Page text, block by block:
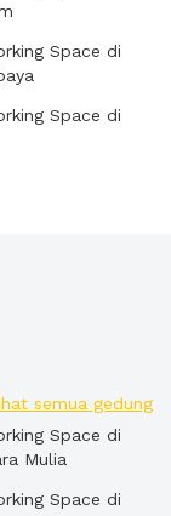
Space di
Space di
semua gedung
Space di
Mulia
Space di